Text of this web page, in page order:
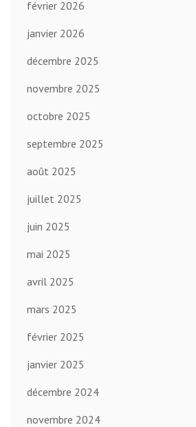
février 2026
janvier 2026
décembre 2025
novembre 2025
octobre 2025
septembre 2025
août 2025
juillet 2025
juin 2025
mai 2025
avril 2025
mars 2025
février 2025
janvier 2025
décembre 2024
novembre 2024